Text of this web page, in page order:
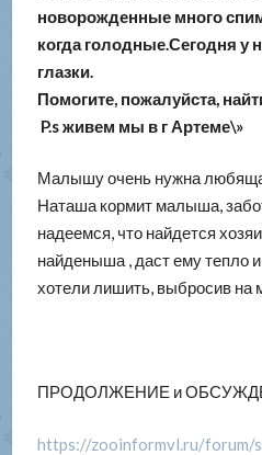
новорожденные много
когда голодные.Сегодня у
глазки.
Помогите, пожалуйста,
P.s живем мы в г Артеме\»
Малышу очень нужна
Наташа кормит малыша,
надеемся, что найдется
найденыша , даст ему тепло и
хотели лишить, выбросив на
ПРОДОЛЖЕНИЕ и
https://zooinformvl.ru/forum/